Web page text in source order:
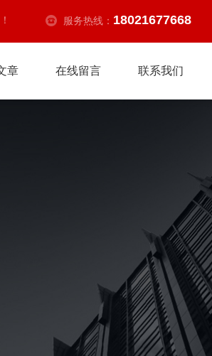
服务热线： 18021677668
章 在线留言 联系我们